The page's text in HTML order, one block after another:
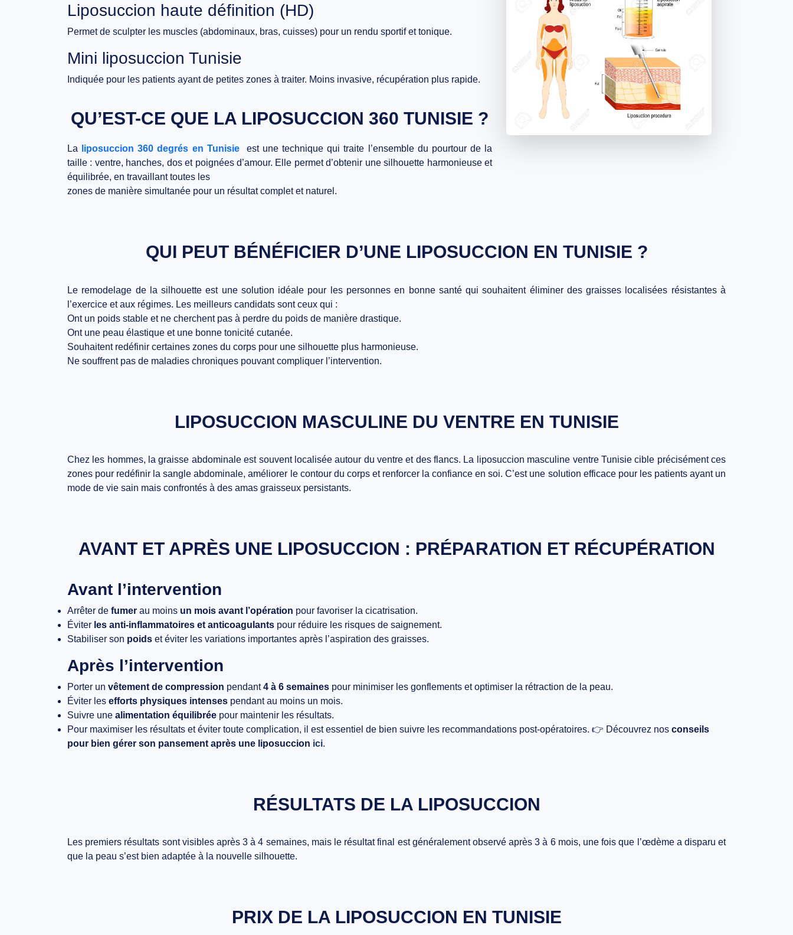
Liposuccion haute définition (HD)
Permet de sculpter les muscles (abdominaux, bras, cuisses) pour un rendu sportif et tonique.
Mini liposuccion Tunisie
Indiquée pour les patients ayant de petites zones à traiter. Moins invasive, récupération plus rapide.
QU’EST-CE QUE LA LIPOSUCCION 360 TUNISIE ?
La liposuccion 360 degrés en Tunisieest une technique qui traite l’ensemble du pourtour de la
taille : ventre, hanches, dos et poignées d’amour. Elle permet d’obtenir une silhouette harmonieuse et
équilibrée, en travaillant toutes les
zones de manière simultanée pour un résultat complet et naturel.
QUI PEUT BÉNÉFICIER D’UNE LIPOSUCCION EN TUNISIE ?
Le remodelage de la silhouette est une solution idéale pour les personnes en bonne santé qui souhaitent éliminer des graisses localisées résistantes à
l’exercice et aux régimes. Les meilleurs candidats sont ceux qui :
Ont un poids stable et ne cherchent pas à perdre du poids de manière drastique.
Ont une peau élastique et une bonne tonicité cutanée.
Souhaitent redéfinir certaines zones du corps pour une silhouette plus harmonieuse.
Ne souffrent pas de maladies chroniques pouvant compliquer l’intervention.
LIPOSUCCION MASCULINE DU VENTRE EN TUNISIE
Chez les hommes, la graisse abdominale est souvent localisée autour du ventre et des flancs. La liposuccion masculine ventre Tunisiecible précisément ces
zones pour redéfinir la sangle abdominale, améliorer le contour du corps et renforcer la confiance en soi. C’est une solution efficace pour les patients ayant un
mode de vie sain mais confrontés à des amas graisseux persistants.
AVANT ET APRÈS UNE LIPOSUCCION : PRÉPARATION ET RÉCUPÉRATION
Avant l’intervention
Arrêter de fumer au moins un mois avant l’opération pour favoriser la cicatrisation.
Éviter les anti-inflammatoires et anticoagulants pour réduire les risques de saignement.
Stabiliser son poids et éviter les variations importantes après l’aspiration des graisses.
Après l’intervention
Porter un vêtement de compression pendant4 à 6 semaines pour minimiser les gonflements et optimiser la rétraction de la peau.
Éviter les efforts physiques intenses pendant au moins un mois.
Suivre une alimentation équilibrée pour maintenir les résultats.
Pour maximiser les résultats et éviter toute complication, il est essentiel de bien suivre les recommandations post-opératoires. 👉 Découvrez nos conseils
pour bien gérer son pansement après une liposuccion ici.
RÉSULTATS DE LA LIPOSUCCION
Les premiers résultats sont visibles après3 à 4 semaines, mais le résultat final est généralement observé après3 à 6 mois, une fois que l’œdème a disparu et
que la peau s’est bien adaptée à la nouvelle silhouette.
PRIX DE LA LIPOSUCCION EN TUNISIE